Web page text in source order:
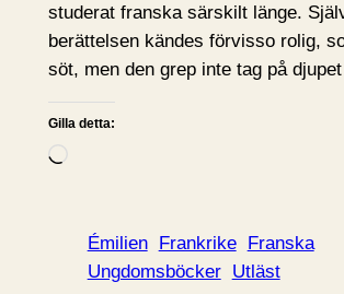
studerat franska särskilt länge.
berättelsen kändes förvisso rolig,
söt, men den grep inte tag på
Gilla detta:
L
Émilien Frankrike Franska
Ungdomsböcker Utläst